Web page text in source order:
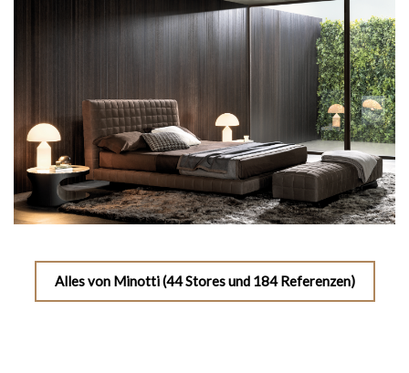
Alles von Minotti (44 Stores und 184 Referenzen)